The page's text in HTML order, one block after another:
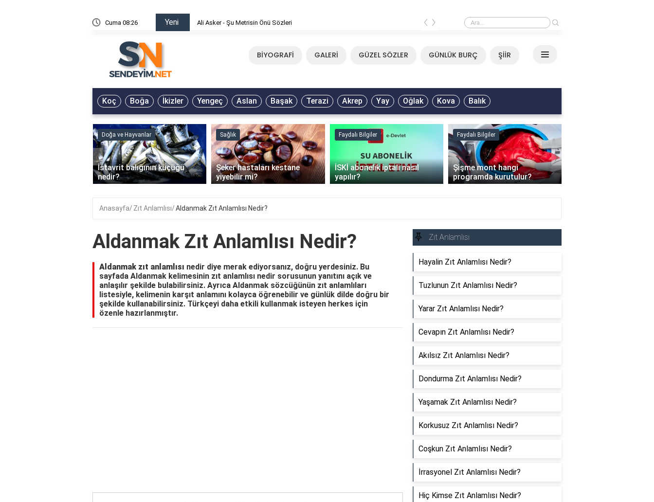
Cuma 08:26 Yeni Ali Asker - Şu Metrisin Önü Sözleri Mirkelam - Tavla Sözleri
‹ ›
BİYOGRAFİ GALERİ GÜZEL SÖZLER GÜNLÜK BURÇ ŞİİR
Koç Boğa İkizler Yengeç Aslan Başak Terazi Akrep Yay Oğlak Kova Balık
Doğa ve Hayvanlar
İstavrit balığının küçüğü
nedir?
Sağlık
Şeker hastaları kestane
yiyebilir mi?
Faydalı Bilgiler
İSKİ abonelik iptali nasıl
yapılır?
Faydalı Bilgiler
Şişme mont hangi
programda kurutulur?
‹ ›
Anasayfa Zıt Anlamlısı Aldanmak Zıt Anlamlısı Nedir?
Aldanmak Zıt Anlamlısı Nedir?
Aldanmak zıt anlamlısı nedir diye merak ediyorsanız, doğru yerdesiniz. Bu
sayfada Aldanmak kelimesinin zıt anlamlısı nedir sorusunun yanıtını açık ve
anlaşılır şekilde bulabilirsiniz. Ayrıca Aldanmak sözcüğünün zıt anlamlıları
listesiyle, kelimenin karşıt anlamını kolayca öğrenebilir ve günlük dilde doğru bir
şekilde kullanabilirsiniz. Türkçeyi daha etkili kullanmak isteyen herkes için
özenle hazırlanmıştır.
Zıt Anlamlısı
Hayalin Zıt Anlamlısı Nedir?
Tuzlunun Zıt Anlamlısı Nedir?
Yarar Zıt Anlamlısı Nedir?
Cevapın Zıt Anlamlısı Nedir?
Akılsız Zıt Anlamlısı Nedir?
Dondurma Zıt Anlamlısı Nedir?
Yaşamak Zıt Anlamlısı Nedir?
Korkusuz Zıt Anlamlısı Nedir?
Coşkun Zıt Anlamlısı Nedir?
İrrasyonel Zıt Anlamlısı Nedir?
Hiç Kimse Zıt Anlamlısı Nedir?